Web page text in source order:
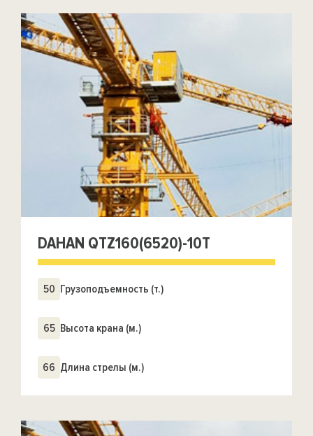
DAHAN QTZ160(6520)-10T
50 Грузоподъемность (т.)
65 Высота крана (м.)
66 Длина стрелы (м.)